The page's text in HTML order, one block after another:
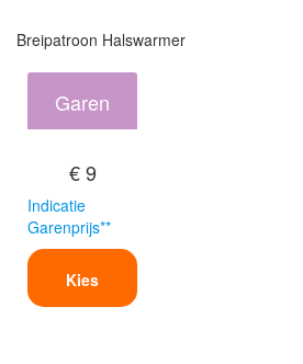
Breipatroon Halswarmer
Garen
€ 9
Indicatie
Garenprijs**
Kies